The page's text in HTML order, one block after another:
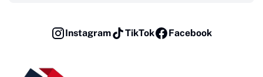
Instagram TikTok Facebook